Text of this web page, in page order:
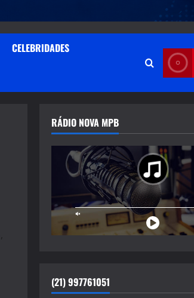
CELEBRIDADES
RÁDIO NOVA MPB
(21) 997761051